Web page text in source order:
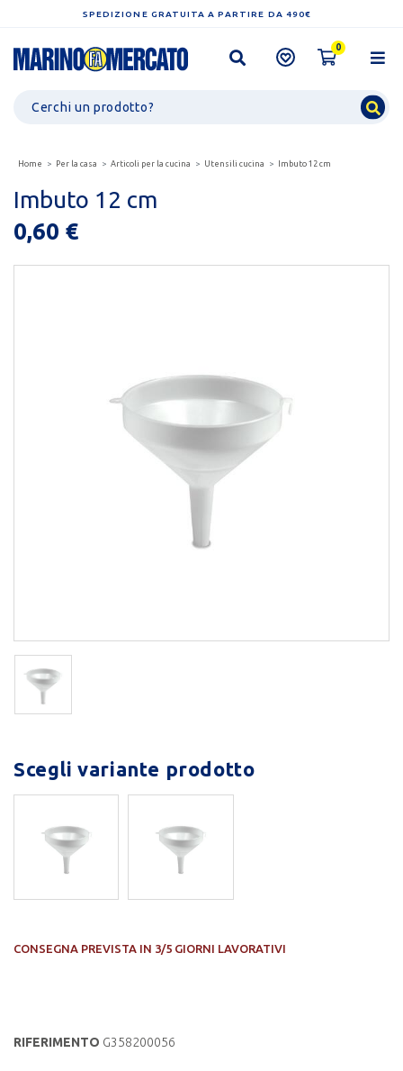
SPEDIZIONE GRATUITA A PARTIRE DA 490€
0
Home Per la casa Articoli per la cucina Utensili cucina Imbuto 12 cm
Imbuto 12 cm
0,60 €
Scegli variante prodotto
CONSEGNA PREVISTA IN 3/5 GIORNI LAVORATIVI
RIFERIMENTO G358200056